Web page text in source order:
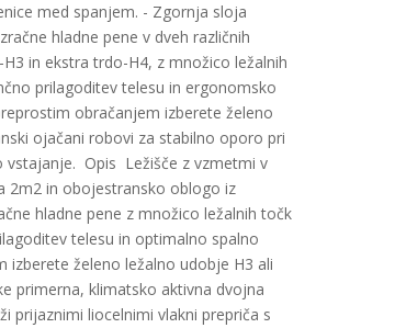
med spanjem. - Zgornja sloja
hladne pene v dveh različnih
in ekstra trdo-H4, z množico ležalnih
prilagoditev telesu in ergonomsko
obračanjem izberete želeno
ojačani robovi za stabilno oporo pri
vstajanje. Opis Ležišče z vzmetmi v
2m2 in obojestransko oblogo iz
hladne pene z množico ležalnih točk
telesu in optimalno spalno
izberete želeno ležalno udobje H3 ali
primerna, klimatsko aktivna dvojna
prijaznimi liocelnimi vlakni prepriča s